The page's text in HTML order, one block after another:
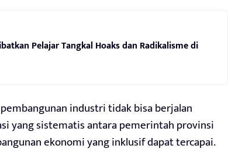
Pelajar Tangkal Hoaks dan Radikalisme di
industri tidak bisa berjalan
yang sistematis antara pemerintah provinsi
ekonomi yang inklusif dapat tercapai.